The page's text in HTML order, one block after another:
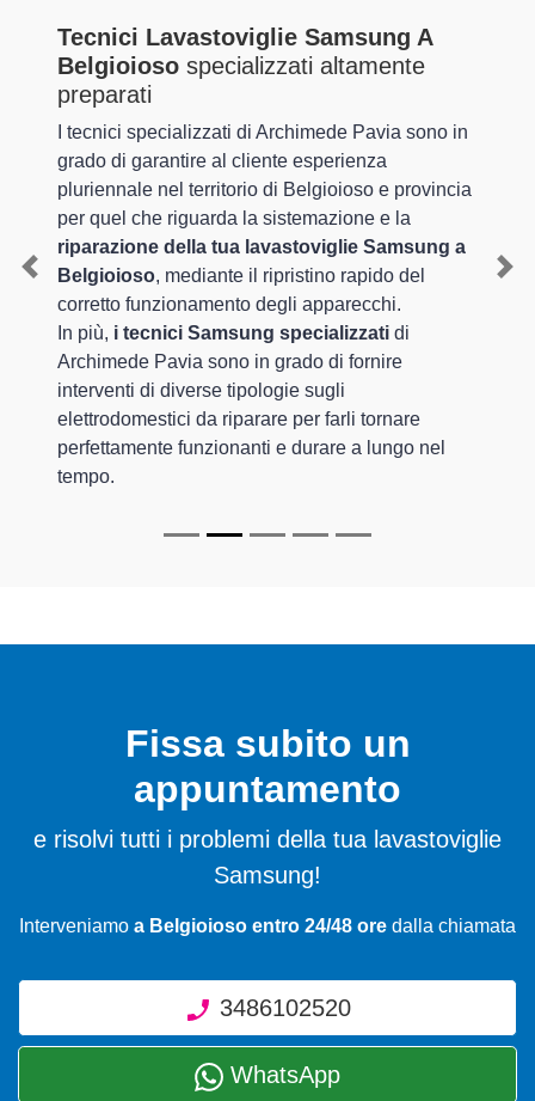
Tecnici Lavastoviglie Samsung A
Belgioioso specializzati altamente
preparati
I tecnici specializzati di Archimede Pavia sono in
grado di garantire al cliente esperienza
pluriennale nel territorio di Belgioioso e provincia
per quel che riguarda la sistemazione e la
riparazione della tua lavastoviglie Samsung a
Belgioioso, mediante il ripristino rapido del
corretto funzionamento degli apparecchi.
In più, i tecnici Samsung specializzati di
Archimede Pavia sono in grado di fornire
interventi di diverse tipologie sugli
elettrodomestici da riparare per farli tornare
perfettamente funzionanti e durare a lungo nel
tempo.
Previous
Fissa subito un
appuntamento
e risolvi tutti i problemi della tua lavastoviglie
Samsung!
Interveniamo a Belgioioso entro 24/48 ore dalla chiamata
3486102520
WhatsApp